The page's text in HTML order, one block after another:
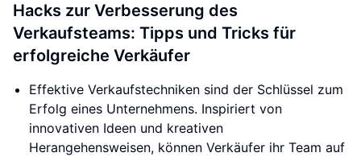
Hacks zur Verbesserung des
Verkaufsteams: Tipps und Tricks für
erfolgreiche Verkäufer
Effektive Verkaufstechniken sind der Schlüssel zum
Erfolg eines Unternehmens. Inspiriert von
innovativen Ideen und kreativen
Herangehensweisen, können Verkäufer ihr Team auf